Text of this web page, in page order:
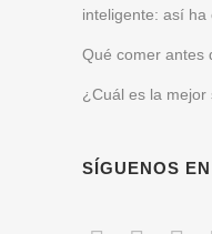
inteligente: así ha
Qué comer antes
¿Cuál es la
SÍGUENOS